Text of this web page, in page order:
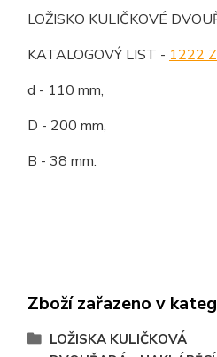
LOŽISKO KULIČKOVÉ
KATALOGOVÝ LIST - 1222
d - 110 mm,
D - 200 mm,
B - 38 mm.
Zboží zařazeno v
LOŽISKA KULIČKOVÁ